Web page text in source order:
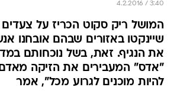
4.2.2016 / 3:40
המושל ריק סקוט הכריז על צעדים
שיינקטו באזורים שבהם אובחנו
את הנגיף. זאת, בשל נוכחותם
"אדס" המעבירים את הזיקה מאדם
להיות מוכנים לגרוע מכל", אמר